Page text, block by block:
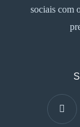
sociais com